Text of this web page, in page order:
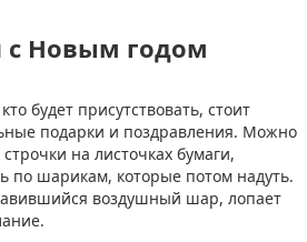
с Новым годом
будет присутствовать, стоит
подарки и поздравления. Можно
на листочках бумаги,
по шарикам, которые потом надуть.
воздушный шар, лопает